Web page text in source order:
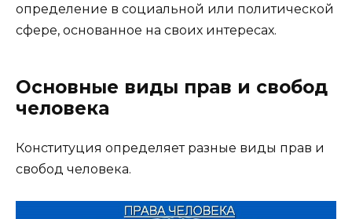
определение в социальной или политической
сфере, основанное на своих интересах.
Основные виды прав и свобод
человека
Конституция определяет разные виды прав и
свобод человека.